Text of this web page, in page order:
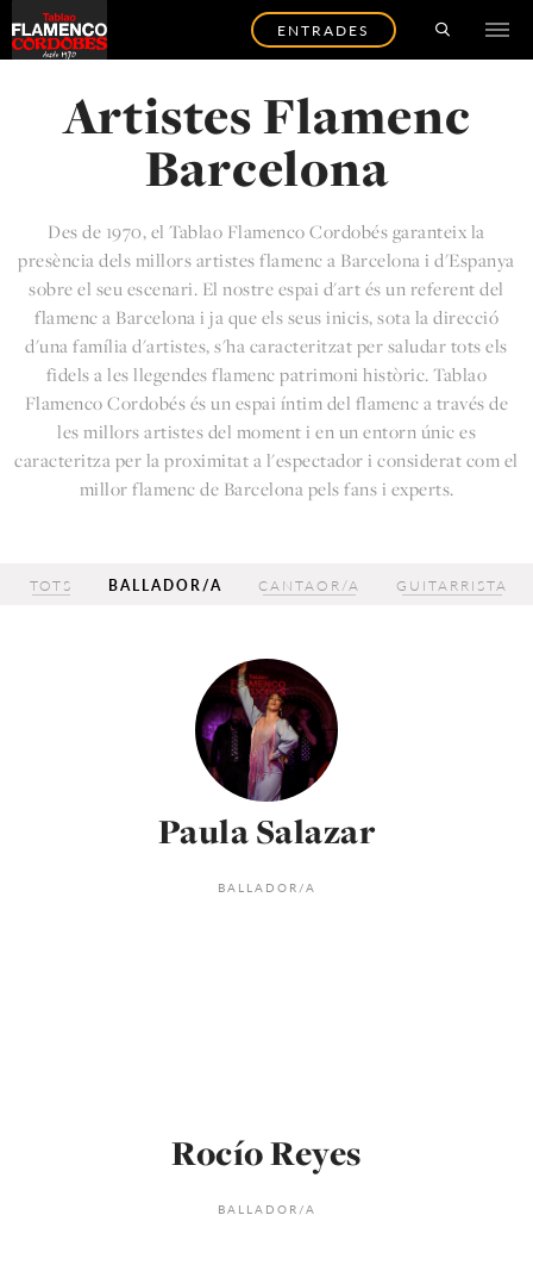
ENTRADES
Artistes Flamenc
Barcelona
Des de 1970, el Tablao Flamenco Cordobés garanteix la
presència dels millors artistes flamenc a Barcelona i d'Espanya
sobre el seu escenari. El nostre espai d'art és un referent del
flamenc a Barcelona i ja que els seus inicis, sota la direcció
d'una família d'artistes, s'ha caracteritzat per saludar tots els
fidels a les llegendes flamenc patrimoni històric. Tablao
Flamenco Cordobés és un espai íntim del flamenc a través de
les millors artistes del moment i en un entorn únic es
caracteritza per la proximitat a l'espectador i considerat com el
millor flamenc de Barcelona pels fans i experts.
TOTS BALLADOR/A CANTAOR/A GUITARRISTA
Paula Salazar
BALLADOR/A
Rocío Reyes
BALLADOR/A